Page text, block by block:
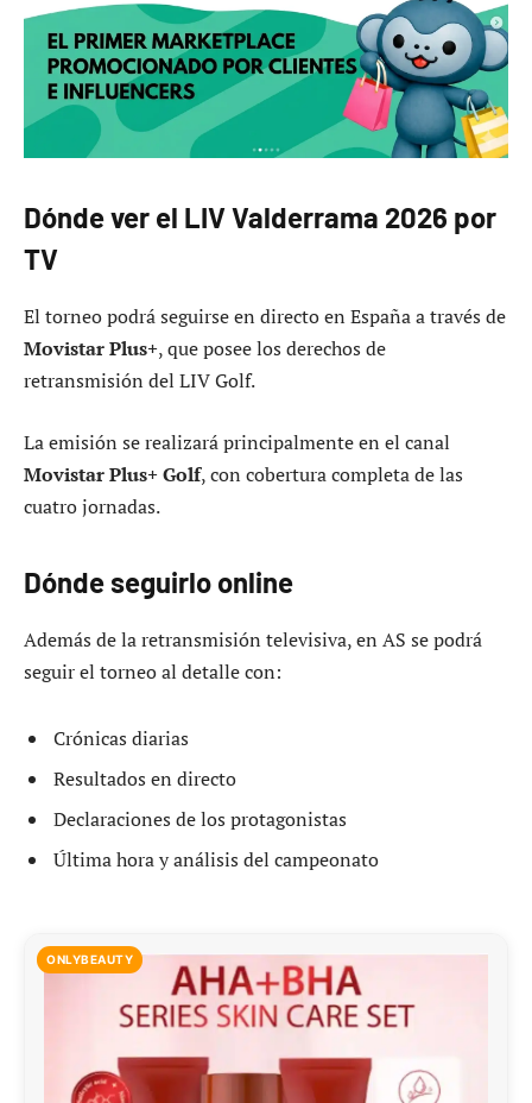
Dónde ver el LIV Valderrama 2026 por
TV
El torneo podrá seguirse en directo en España a través de
Movistar Plus+, que posee los derechos de
retransmisión del LIV Golf.
La emisión se realizará principalmente en el canal
Movistar Plus+ Golf, con cobertura completa de las
cuatro jornadas.
Dónde seguirlo online
Además de la retransmisión televisiva, en AS se podrá
seguir el torneo al detalle con:
Crónicas diarias
Resultados en directo
Declaraciones de los protagonistas
Última hora y análisis del campeonato
ONLYBEAUTY